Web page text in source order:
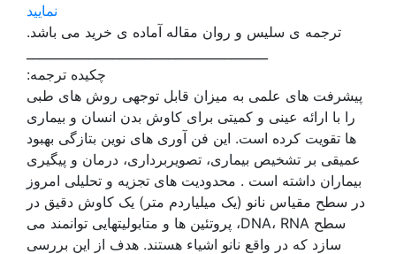
نمایید
ترجمه ی سلیس و روان مقاله آماده ی خرید می باشد.
چکیده ترجمه:
پیشرفت های علمی به میزان قابل توجهی روش های طبی
را با ارائه عینی و کمیتی برای کاوش بدن انسان و بیماری
ها تقویت کرده است. این فن آوری های نوین بتازگی بهبود
عمیقی بر تشخیص بیماری، تصویربرداری، درمان و پیگیری
بیماران داشته است . محدودیت های تجزیه و تحلیلی امروز
در سطح مقیاس نانو (یک میلیاردم متر) یک کاوش دقیق در
سطح DNA، RNA، پروتئین ها و متابولیتهایی توانمند می
سازد که در واقع نانو اشیاء هستند. هدف از این بررسی